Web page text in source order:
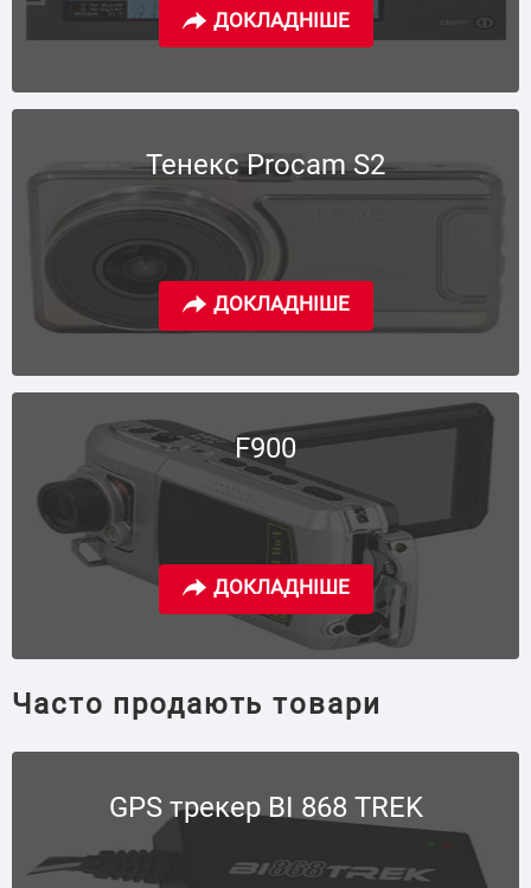
Тенекс Procam S2
F900
Часто продають товари
GPS трекер BI 868 TREK